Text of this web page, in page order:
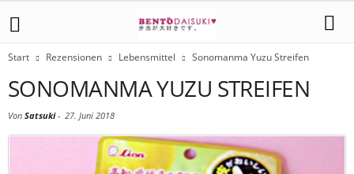
Start Rezensionen Lebensmittel Sonomanma Yuzu Streifen
SONOMANMA YUZU STREIFEN
Von Satsuki- 27. Juni 2018